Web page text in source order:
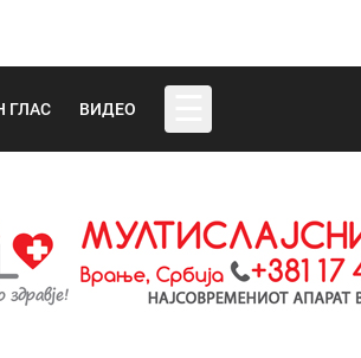
ГЛАС ВИДЕО